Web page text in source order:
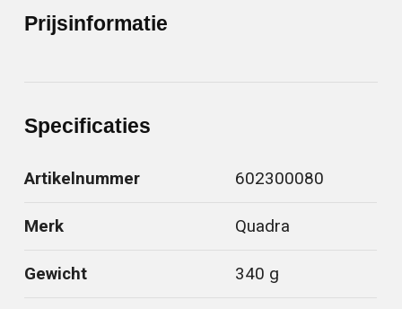
Prijsinformatie
Specificaties
Artikelnummer 602300080
Merk Quadra
Gewicht 340 g